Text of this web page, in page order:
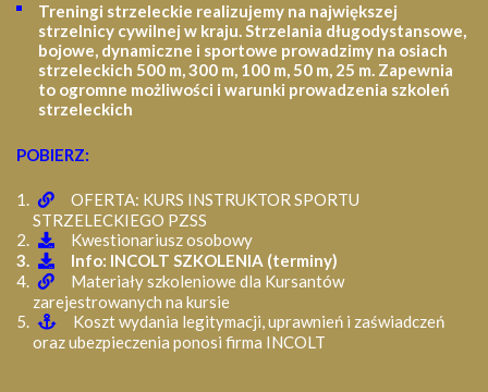
Treningi strzeleckie realizujemy na największej
strzelnicy cywilnej w kraju. Strzelania długodystansowe,
bojowe, dynamiczne i sportowe prowadzimy na osiach
strzeleckich 500 m, 300 m, 100 m, 50 m, 25 m. Zapewnia
to ogromne możliwości i warunki prowadzenia szkoleń
strzeleckich
POBIERZ:
OFERTA: KURS INSTRUKTOR SPORTU
STRZELECKIEGO PZSS
Kwestionariusz osobowy
Info: INCOLT SZKOLENIA (terminy)
Materiały szkoleniowe dla Kursantów
zarejestrowanych na kursie
Koszt wydania legitymacji, uprawnień i zaświadczeń
oraz ubezpieczenia ponosi firma INCOLT